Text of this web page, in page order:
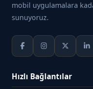
mobil uygulamalara
sunuyoruz.
Hızlı Bağlantılar